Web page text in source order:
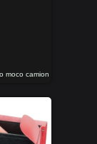
moco camion